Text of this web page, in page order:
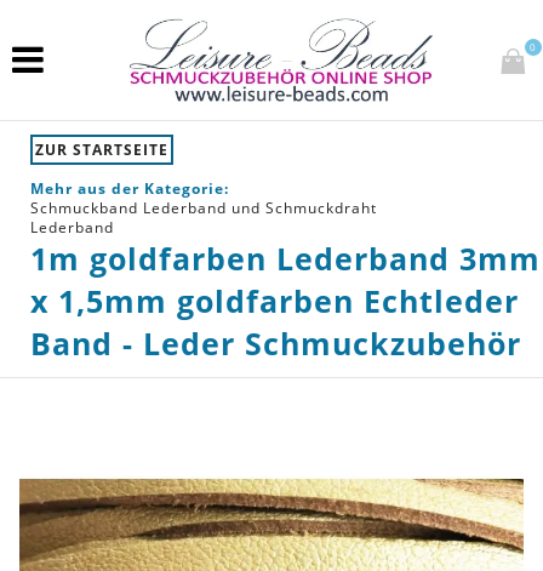
0
ZUR STARTSEITE
Mehr aus der Kategorie:
Schmuckband Lederband und Schmuckdraht
Lederband
1m goldfarben Lederband 3mm
x 1,5mm goldfarben Echtleder
Band - Leder Schmuckzubehör